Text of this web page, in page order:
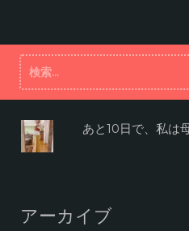
ス
検
索:
あと10日で、私は
アーカイブ